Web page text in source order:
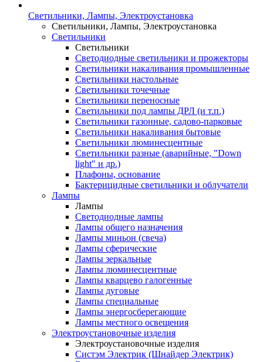
Светильники, Лампы, Электроустановка
Светильники, Лампы, Электроустановка
Светильники
Светильники
Светодиодные светильники и прожекторы
Светильники накаливания промышленные
Светильники настольные
Светильники точечные
Светильники переносные
Светильники под лампы ДРЛ (и т.п.)
Светильники газонные, садово-парковые
Светильники накаливания бытовые
Светильники люминесцентные
Светильники разные (аварийные, "Down
light" и др.)
Плафоны, основание
Бактерицидные светильники и облучатели
Лампы
Лампы
Светодиодные лампы
Лампы общего назначения
Лампы миньон (свеча)
Лампы сферические
Лампы зеркальные
Лампы люминесцентные
Лампы кварцево галогенные
Лампы дуговые
Лампы специальные
Лампы энергосберегающие
Лампы местного освещения
Электроустановочные изделия
Электроустановочные изделия
Систэм Электрик (Шнайдер Электрик)